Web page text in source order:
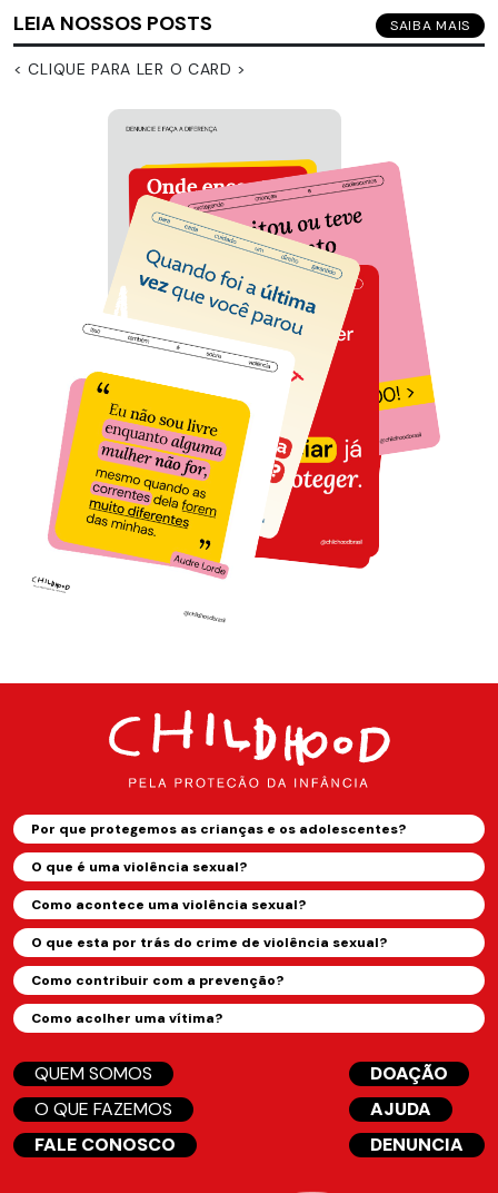
LEIA NOSSOS POSTS SAIBA MAIS
< CLIQUE PARA LER O CARD >
Por que protegemos as crianças e os adolescentes?
O que é uma violência sexual?
Como acontece uma violência sexual?
O que esta por trás do crime de violência sexual?
Como contribuir com a prevenção?
Como acolher uma vítima?
QUEM SOMOS
O QUE FAZEMOS
FALE CONOSCO
DOAÇÃO
AJUDA
DENUNCIA